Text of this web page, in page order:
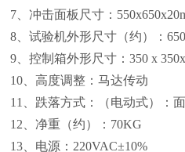
7 、冲击面板尺寸：
8 、试验机外形尺寸（约）：
9 、控制箱外形尺寸：350 x
10 、高度调整：马达传动
11
、跌落方式：（电动式）：
12 、净重（约）：70KG
13 、电源：220VAC±10%